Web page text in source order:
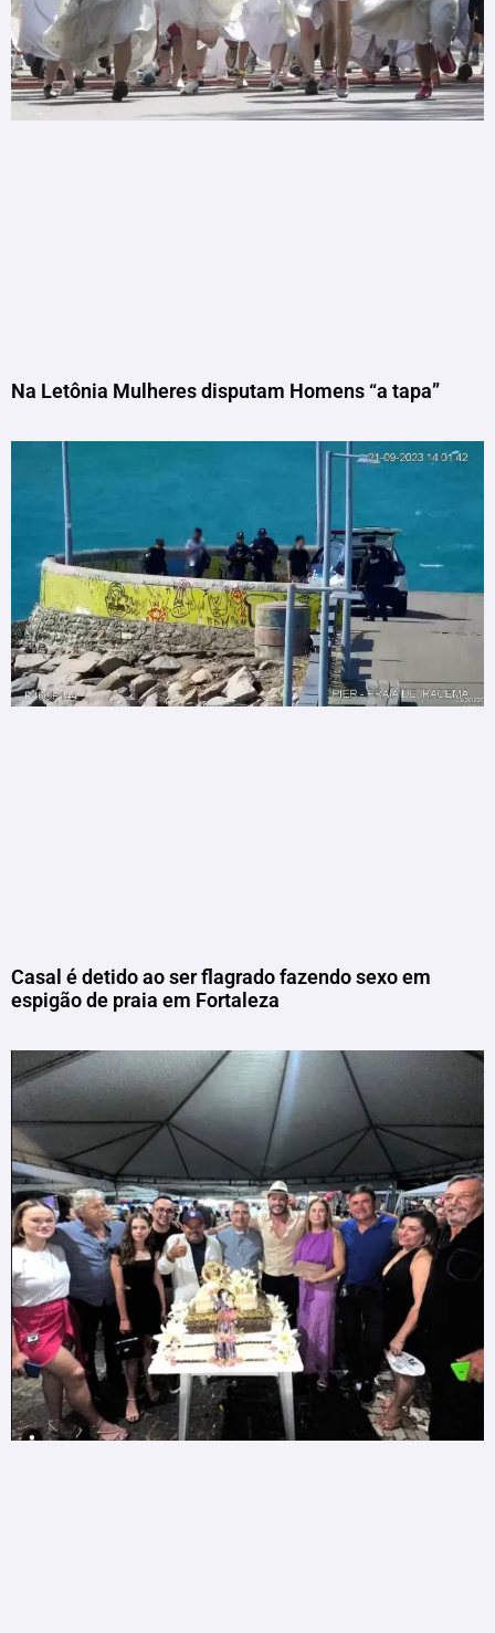
Na Letônia Mulheres disputam Homens “a tapa”
Casal é detido ao ser flagrado fazendo sexo em
espigão de praia em Fortaleza